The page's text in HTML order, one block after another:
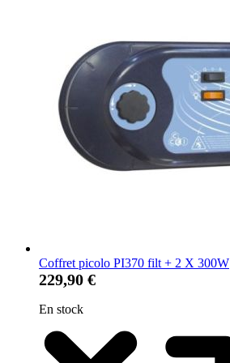
Coffret picolo PI370 filt + 2 X 300W
229,90 €
En stock